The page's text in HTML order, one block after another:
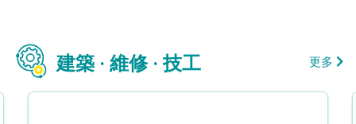
建築 · 維修 · 技工 更多